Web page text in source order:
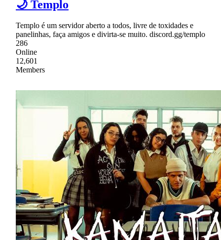
🌙 Templo
Templo é um servidor aberto a todos, livre de toxidades e
panelinhas, faça amigos e divirta-se muito. discord.gg/templo
286
Online
12,601
Members